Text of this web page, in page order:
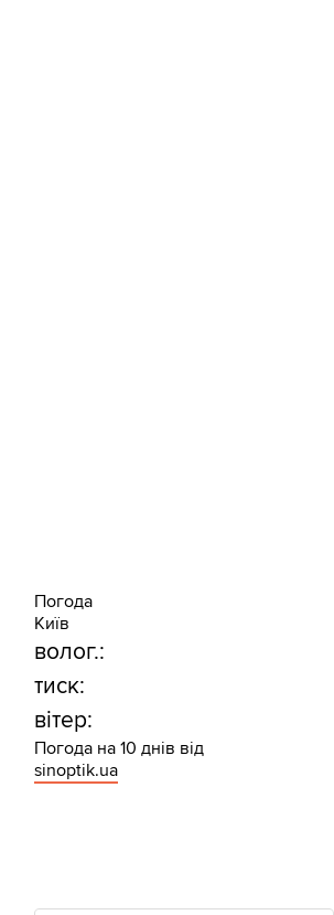
Погода
Київ
волог.:
тиск:
вітер:
Погода на 10 днів від
sinoptik.ua